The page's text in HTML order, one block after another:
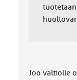
Joo valtiolle